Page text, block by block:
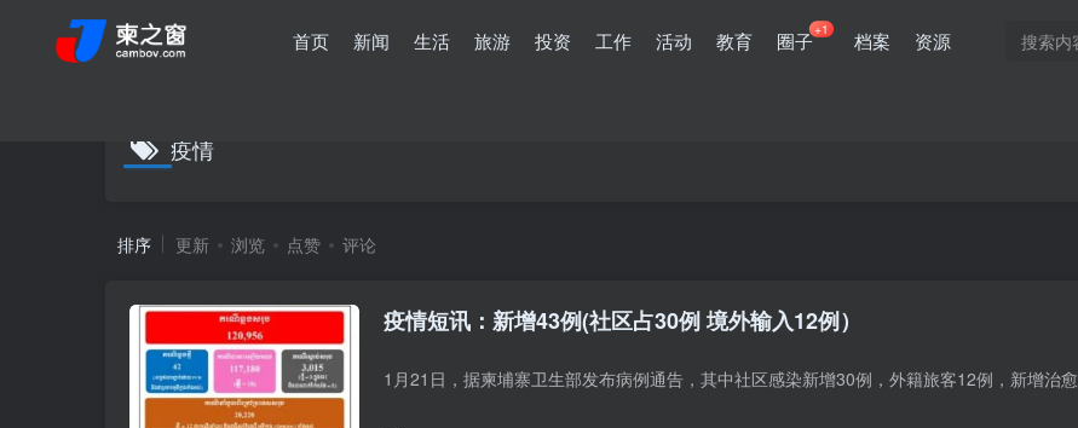
首页 新闻 生活 旅游 投资 工作 活动 教育 圈子+1 档案 资源
疫情
排序 更新 浏览 点赞 评论
疫情短讯：新增43例(社区占30例 境外输入12例）